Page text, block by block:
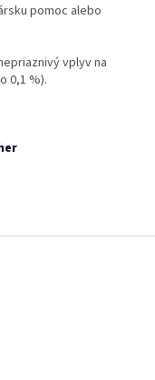
pomoc alebo
vplyv na
0,1 %).